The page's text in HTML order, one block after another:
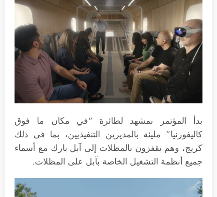
بدأ المؤتمر بمشهد لطائرة “في مكان ما فوق
كاليفورنيا” مليئة بالمديرين التنفيذيين، بما في ذلك
كريج، وهم يقفزون بالمظلات إلى آبل بارك مع أسماء
جميع أنظمة التشغيل الخاصة بآبل على المظلات.